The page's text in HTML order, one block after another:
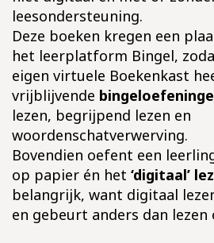
leesondersteuning.
Deze boeken kregen een
het leerplatform Bingel,
eigen virtuele Boekenkast
vrijblijvende
lezen, begrijpend lezen en
woordenschatverwerving.
Bovendien oefent een
op papier én het ‘digitaal’
belangrijk, want digitaal
en gebeurt anders dan lezen